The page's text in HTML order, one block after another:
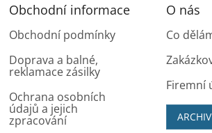
Obchodní informace
Obchodní podmínky
Doprava a balné,
reklamace zásilky
Ochrana osobních
údajů a jejich
zpracování
O nás
Co
Firemní
ARCHIV